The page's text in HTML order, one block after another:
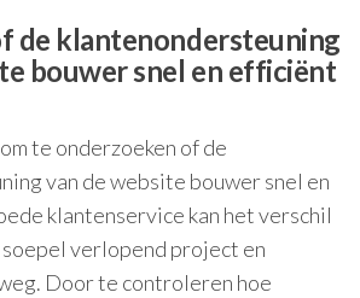
de klantenondersteuning
bouwer snel en efficiënt
te onderzoeken of de
van de website bouwer snel en
klantenservice kan het verschil
soepel verlopend project en
Door te controleren hoe